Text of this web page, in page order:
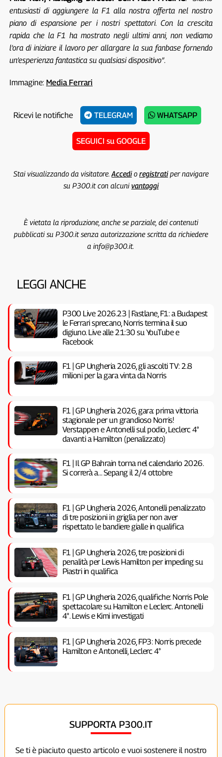
entusiasti di aggiungere la F1 alla nostra offerta nel nostro
piano di espansione per i nostri spettatori. Con la crescita
rapida che la F1 ha mostrato negli ultimi anni, non vediamo
l’ora di iniziare il lavoro per allargare la sua fanbase fornendo
un’esperienza fantastica su qualsiasi dispositivo”.
Immagine: Media Ferrari
Ricevi le notifiche TELEGRAM WHATSAPP
SEGUICI su GOOGLE
Stai visualizzando da visitatore. Accedio registratiper navigare
su P300.it con alcunivantaggi
È vietata la riproduzione, anche se parziale, dei contenuti
pubblicati su P300.it senza autorizzazione scritta da richiedere
a info@p300.it.
LEGGI ANCHE
P300 Live 2026.23 | Fastlane, F1: a Budapest
le Ferrari sprecano, Norris termina il suo
digiuno. Live alle 21:30 su YouTube e
Facebook
F1 | GP Ungheria 2026, gli ascolti TV: 2.8
milioni per la gara vinta da Norris
F1 | GP Ungheria 2026, gara: prima vittoria
stagionale per un grandioso Norris!
Verstappen e Antonelli sul podio, Leclerc 4°
davanti a Hamilton (penalizzato)
F1 | Il GP Bahrain torna nel calendario 2026.
Si correrà a… Sepang il 2/4 ottobre
F1 | GP Ungheria 2026, Antonelli penalizzato
di tre posizioni in griglia per non aver
rispettato le bandiere gialle in qualifica
F1 | GP Ungheria 2026, tre posizioni di
penalità per Lewis Hamilton per impeding su
Piastri in qualifica
F1 | GP Ungheria 2026, qualifiche: Norris Pole
spettacolare su Hamilton e Leclerc. Antonelli
4°. Lewis e Kimi investigati
F1 | GP Ungheria 2026, FP3: Norris precede
Hamilton e Antonelli, Leclerc 4°
SUPPORTA P300.IT
Se ti è piaciuto questo articolo e vuoi sostenere il nostro